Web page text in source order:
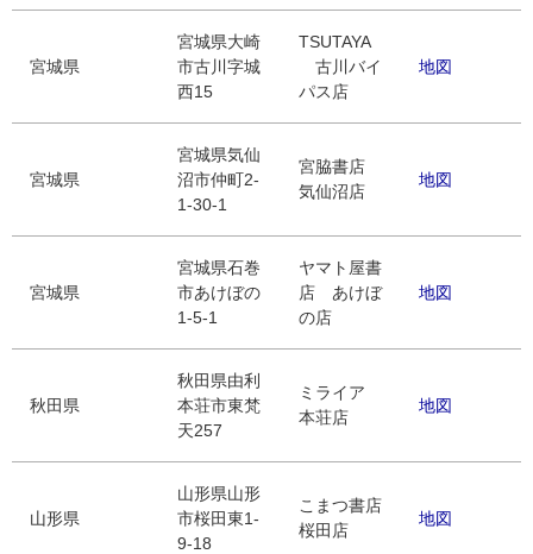
宮城県
宮城県大崎
市古川字城
西15
TSUTAYA
古川バイ
パス店
地図
宮城県
宮城県気仙
沼市仲町2-
1-30-1
宮脇書店
気仙沼店
地図
宮城県
宮城県石巻
市あけぼの
1-5-1
ヤマト屋書
店 あけぼ
の店
地図
秋田県
秋田県由利
本荘市東梵
天257
ミライア
本荘店
地図
山形県
山形県山形
市桜田東1-
9-18
こまつ書店
桜田店
地図